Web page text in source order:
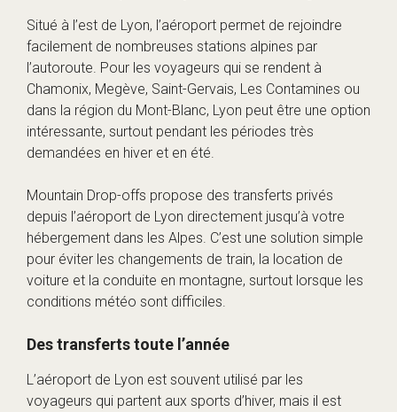
Situé à l’est de Lyon, l’aéroport permet de rejoindre
facilement de nombreuses stations alpines par
l’autoroute. Pour les voyageurs qui se rendent à
Chamonix, Megève, Saint-Gervais, Les Contamines ou
dans la région du Mont-Blanc, Lyon peut être une option
intéressante, surtout pendant les périodes très
demandées en hiver et en été.
Mountain Drop-offs propose des transferts privés
depuis l’aéroport de Lyon directement jusqu’à votre
hébergement dans les Alpes. C’est une solution simple
pour éviter les changements de train, la location de
voiture et la conduite en montagne, surtout lorsque les
conditions météo sont difficiles.
Des transferts toute l’année
L’aéroport de Lyon est souvent utilisé par les
voyageurs qui partent aux sports d’hiver, mais il est